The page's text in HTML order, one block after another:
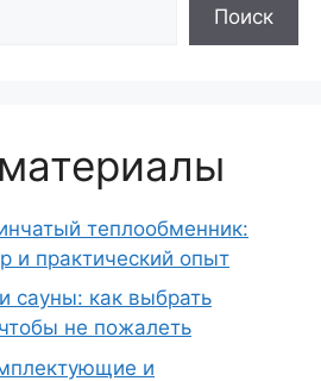
Поиск
теплообменник:
и практический опыт
сауны: как выбрать
не пожалеть
и